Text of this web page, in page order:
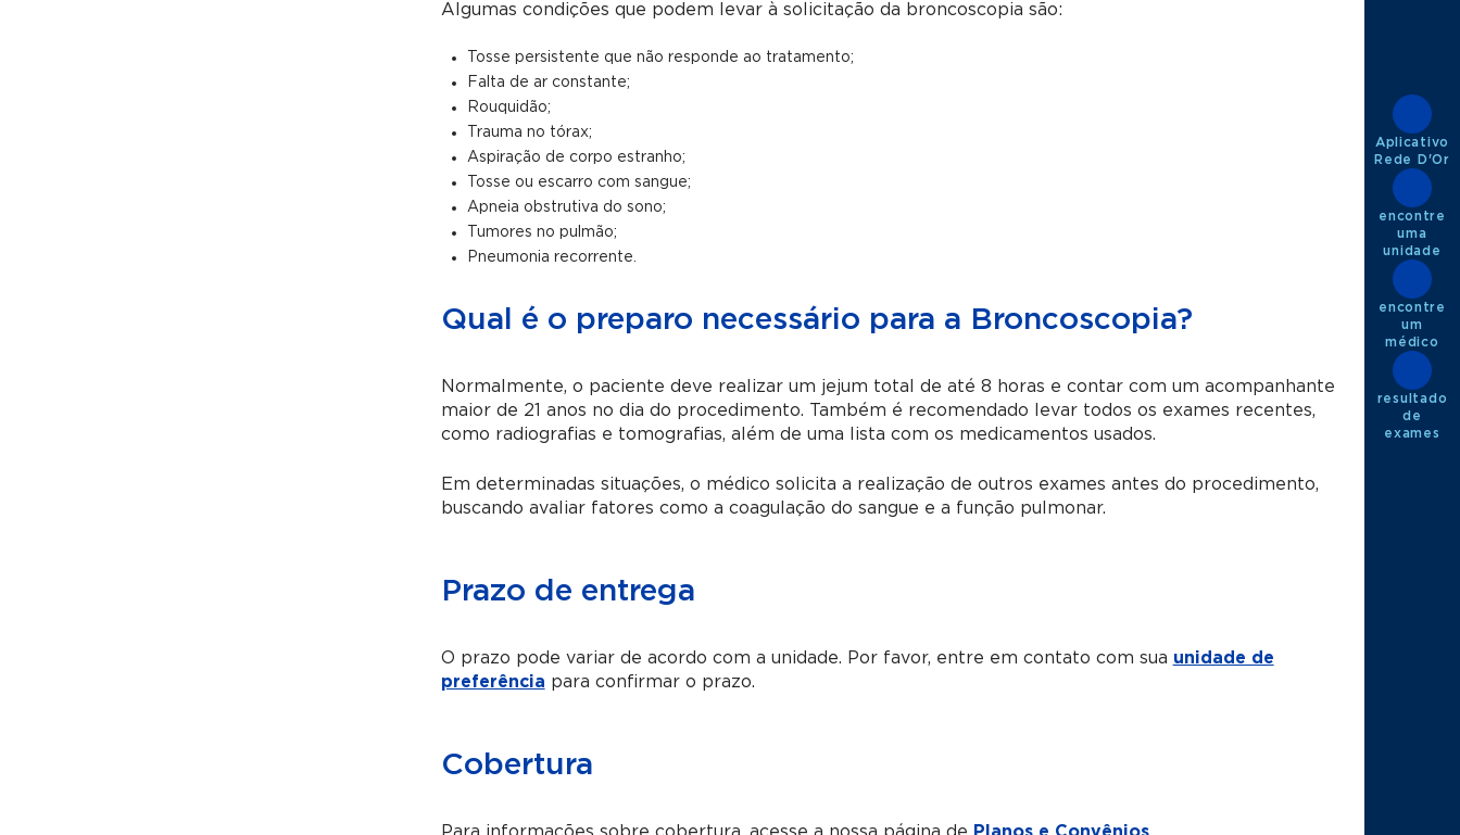
Algumas condições que podem levar à solicitação da broncoscopia são:
Tosse persistente que não responde ao tratamento;
Falta de ar constante;
Rouquidão;
Trauma no tórax;
Aspiração de corpo estranho;
Tosse ou escarro com sangue;
Apneia obstrutiva do sono;
Tumores no pulmão;
Pneumonia recorrente.
Qual é o preparo necessário para a Broncoscopia?
Normalmente, o paciente deve realizar um jejum total de até 8 horas e contar com um acompanhante
maior de 21 anos no dia do procedimento. Também é recomendado levar todos os exames recentes,
como radiografias e tomografias, além de uma lista com os medicamentos usados.
Em determinadas situações, o médico solicita a realização de outros exames antes do procedimento,
buscando avaliar fatores como a coagulação do sangue e a função pulmonar.
Prazo de entrega
O prazo pode variar de acordo com a unidade. Por favor, entre em contato com sua unidade de
preferência para confirmar o prazo.
Cobertura
Aplicativo
Rede D'Or
encontre
uma
unidade
encontre
um
médico
resultado
de
exames